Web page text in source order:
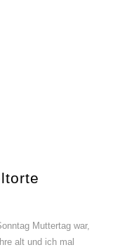
Muttertag war,
alt und ich mal